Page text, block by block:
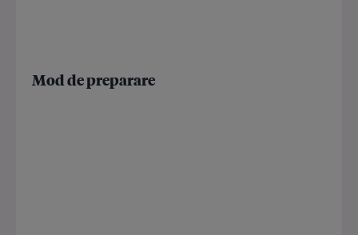
Mod de preparare